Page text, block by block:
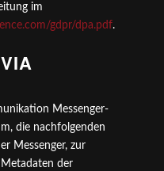
im
gdpr/dpa.pdf.
Messenger-
die nachfolgenden
Messenger, zur
der